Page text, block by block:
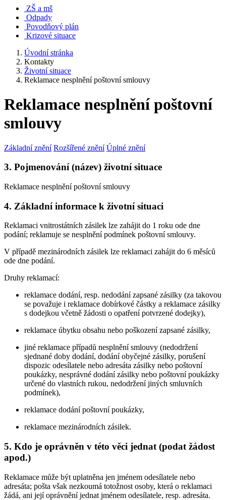
ZŠ a mš
Odpady
Povodňový plán
Krizové situace
Úvodní stránka
Kontakty
Životní situace
Reklamace nesplnění poštovní smlouvy
Reklamace nesplnění poštovní
smlouvy
Základní znění Rozšířené znění Úplné znění
3. Pojmenování (název) životní situace
Reklamace nesplnění poštovní smlouvy
4. Základní informace k životní situaci
Reklamaci vnitrostátních zásilek lze zahájit do 1 roku ode dne
podání; reklamuje se nesplnění podmínek poštovní smlouvy.
V případě mezinárodních zásilek lze reklamaci zahájit do 6 měsíců
ode dne podání.
Druhy reklamací:
reklamace dodání, resp. nedodání zapsané zásilky (za takovou
se považuje i reklamace dobírkové částky a reklamace zásilky
s dodejkou včetně žádosti o opatření potvrzené dodejky),
reklamace úbytku obsahu nebo poškození zapsané zásilky,
jiné reklamace případů nesplnění smlouvy (nedodržení
sjednané doby dodání, dodání obyčejné zásilky, porušení
dispozic odesílatele nebo adresáta zásilky nebo poštovní
poukázky, nesprávné dodání zásilky nebo poštovní poukázky
určené do vlastních rukou, nedodržení jiných smluvních
podmínek),
reklamace dodání poštovní poukázky,
reklamace mezinárodních zásilek.
5. Kdo je oprávněn v této věci jednat (podat žádost
apod.)
Reklamace může být uplatněna jen jménem odesílatele nebo
adresáta; pošta však nezkoumá totožnost osoby, která o reklamaci
žádá, ani její oprávnění jednat jménem odesílatele, resp. adresáta.